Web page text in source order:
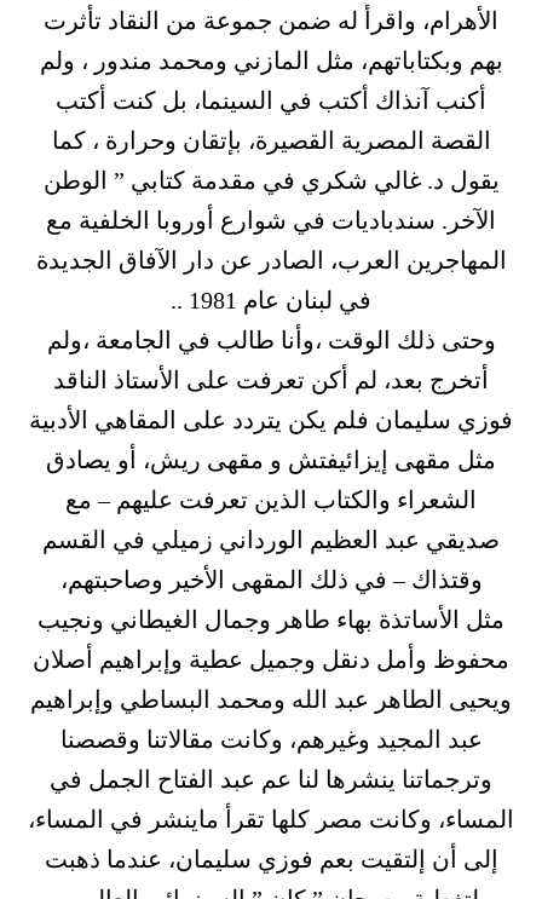
الأهرام، واقرأ له ضمن جموعة من النقاد تأثرت
بهم وبكتاباتهم، مثل المازني ومحمد مندور ، ولم
أكنب آنذاك أكتب في السينما، بل كنت أكتب
القصة المصرية القصيرة، بإتقان وحرارة ، كما
يقول د. غالي شكري في مقدمة كتابي ” الوطن
الآخر. سندباديات في شوارع أوروبا الخلفية مع
المهاجرين العرب، الصادر عن دار الآفاق الجديدة
في لبنان عام 1981 ..
وحتى ذلك الوقت ،وأنا طالب في الجامعة ،ولم
أتخرج بعد، لم أكن تعرفت على الأستاذ الناقد
فوزي سليمان فلم يكن يتردد على المقاهي الأدبية
مثل مقهى إيزائيفتش و مقهى ريش، أو يصادق
الشعراء والكتاب الذين تعرفت عليهم – مع
صديقي عبد العظيم الورداني زميلي في القسم
وقتذاك – في ذلك المقهى الأخير وصاحبتهم،
مثل الأساتذة بهاء طاهر وجمال الغيطاني ونجيب
محفوظ وأمل دنقل وجميل عطية وإبراهيم أصلان
ويحيى الطاهر عبد الله ومحمد البساطي وإبراهيم
عبد المجيد وغيرهم، وكانت مقالاتنا وقصصنا
وترجماتنا ينشرها لنا عم عبد الفتاح الجمل في
المساء، وكانت مصر كلها تقرأ ماينشر في المساء،
إلى أن إلتقيت بعم فوزي سليمان، عندما ذهبت